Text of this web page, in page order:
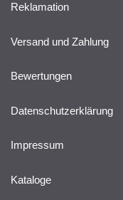
Reklamation
Versand und Zahlung
Bewertungen
Datenschutzerklärung
Impressum
Kataloge